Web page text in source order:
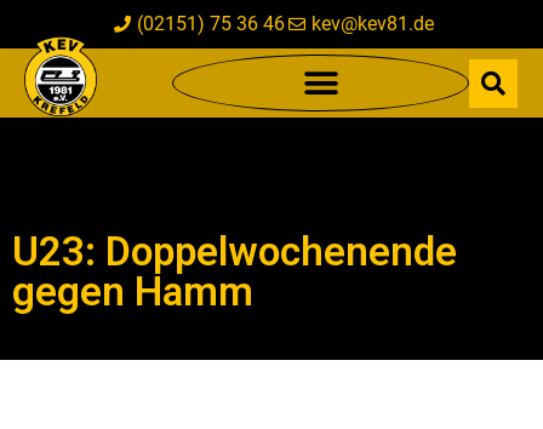
(02151) 75 36 46 kev@kev81.de
U23: Doppelwochenende
gegen Hamm